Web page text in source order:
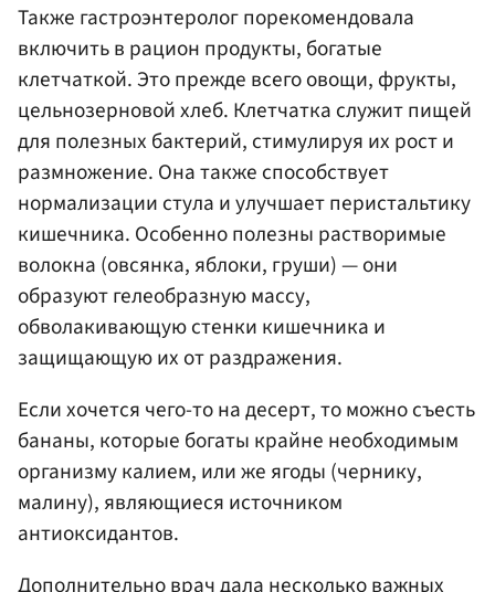
Также гастроэнтеролог порекомендовала
включить в рацион продукты, богатые
клетчаткой. Это прежде всего овощи, фрукты,
цельнозерновой хлеб. Клетчатка служит пищей
для полезных бактерий, стимулируя их рост и
размножение. Она также способствует
нормализации стула и улучшает перистальтику
кишечника. Особенно полезны растворимые
волокна (овсянка, яблоки, груши) — они
образуют гелеобразную массу,
обволакивающую стенки кишечника и
защищающую их от раздражения.
Если хочется чего-то на десерт, то можно съесть
бананы, которые богаты крайне необходимым
организму калием, или же ягоды (чернику,
малину), являющиеся источником
антиоксидантов.
Дополнительно врач дала несколько важных